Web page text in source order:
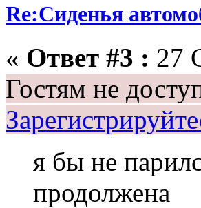
Re:Сиденья
« Ответ #3 : 27
Гостям не
я бы не
продолжена